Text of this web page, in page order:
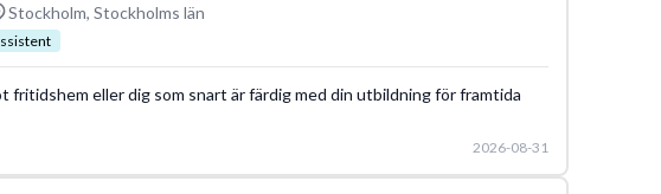
Stockholm, Stockholms län
fritidshem eller dig som snart är färdig med din utbildning för framtida
2026-08-31